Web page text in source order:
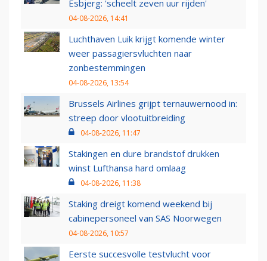
Esbjerg: 'scheelt zeven uur rijden'
04-08-2026, 14:41
Luchthaven Luik krijgt komende winter
weer passagiersvluchten naar
zonbestemmingen
04-08-2026, 13:54
Brussels Airlines grijpt ternauwernood in:
streep door vlootuitbreiding
04-08-2026, 11:47
Stakingen en dure brandstof drukken
winst Lufthansa hard omlaag
04-08-2026, 11:38
Staking dreigt komend weekend bij
cabinepersoneel van SAS Noorwegen
04-08-2026, 10:57
Eerste succesvolle testvlucht voor